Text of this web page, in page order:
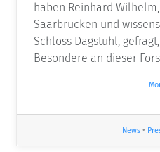
haben Reinhard
Saarbrücken und
Schloss Dagstuhl,
Besondere an dieser
News•